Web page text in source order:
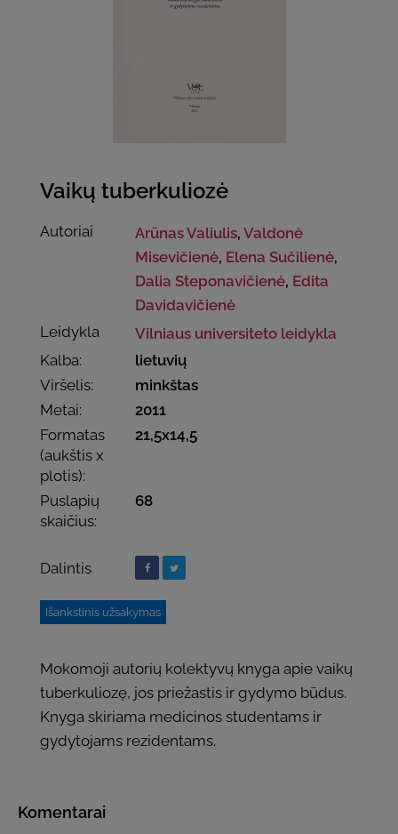
Vaikų tuberkuliozė
Autoriai Arūnas Valiulis,Valdonė
Misevičienė, Elena Sučilienė,
Dalia Steponavičienė, Edita
Davidavičienė
Leidykla
Vilniaus universiteto leidykla
Kalba:
lietuvių
Viršelis:
minkštas
Metai:
2011
Formatas
(aukštis x
plotis):
21,5x14,5
Puslapių
skaičius:
68
Dalintis
Išankstinis užsakymas
Mokomoji autorių kolektyvų knyga apie vaikų
tuberkuliozę, jos priežastis ir gydymo būdus.
Knyga skiriama medicinos studentams ir
gydytojams rezidentams.
Komentarai